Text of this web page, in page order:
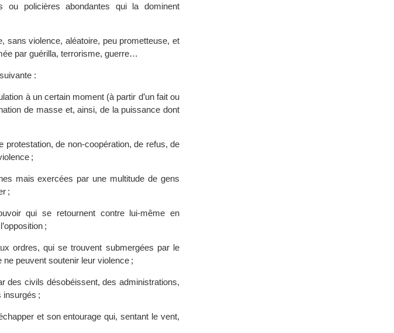
policières abondantes qui la dominent
sans violence, aléatoire, peu prometteuse, et
par guérilla, terrorisme, guerre…
:
à un certain moment (à partir d’un fait ou
de masse et, ainsi, de la puissance dont
de non-coopération, de refus, de
;
mais exercées par une multitude de gens
;
qui se retournent contre lui-même en
;
ordres, qui se trouvent submergées par le
peuvent soutenir leur violence ;
des civils désobéissent, des administrations,
insurgés ;
et son entourage qui, sentant le vent,